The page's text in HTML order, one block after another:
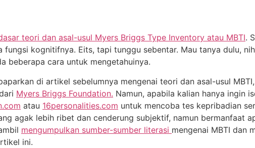
teori dan asal-usul Myers Briggs Type Inventory atau MBTI.
kognitifnya. Eits, tapi tunggu sebentar. Mau tanya dulu,
beberapa cara untuk mengetahuinya.
di artikel sebelumnya mengenai teori dan asal-usul
Myers Briggs Foundation. Namun, apabila kalian hanya ingin
atau 16personalities.com untuk mencoba tes kepribadian
agak lebih ribet dan cenderung subjektif, namun bermanfaat
mengumpulkan sumber-sumber literasi mengenai MBTI dan
ini.